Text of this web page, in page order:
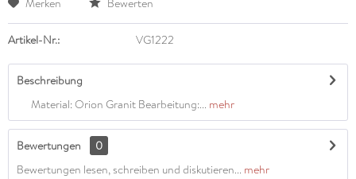
Merken Bewerten
Artikel-Nr.: VG1222
Beschreibung
Material: Orion Granit Bearbeitung:... mehr
Bewertungen
0
Bewertungen lesen, schreiben und diskutieren... mehr